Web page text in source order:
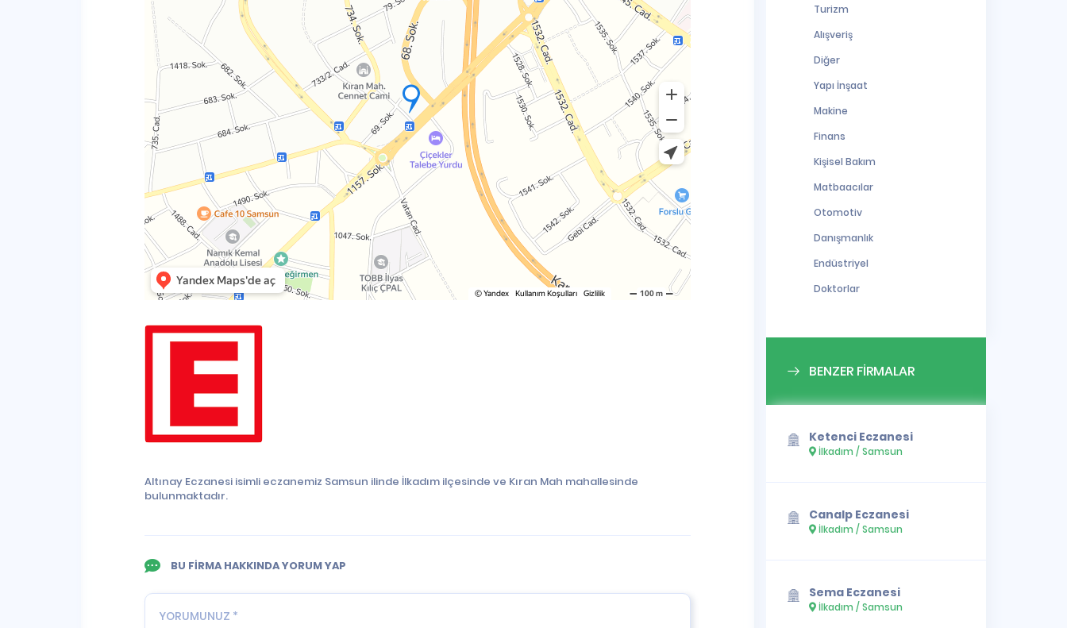
Altınay Eczanesi isimli eczanemiz Samsun ilinde İlkadım ilçesinde ve Kıran Mah mahallesinde
bulunmaktadır.
BU FİRMA HAKKINDA YORUM YAP
Turizm
Alışveriş
Diğer
Yapı İnşaat
Makine
Finans
Kişisel Bakım
Matbaacılar
Otomotiv
Danışmanlık
Endüstriyel
Doktorlar
BENZER FİRMALAR
Ketenci Eczanesi
İlkadım / Samsun
Canalp Eczanesi
İlkadım / Samsun
Sema Eczanesi
İlkadım / Samsun